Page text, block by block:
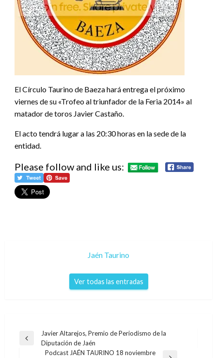
El Círculo Taurino de Baeza hará entrega el próximo
viernes de su «Trofeo al triunfador de la Feria 2014» al
matador de toros Javier Castaño.
El acto tendrá lugar a las 20:30 horas en la sede de la
entidad.
Please follow and like us:
Jaén Taurino
Ver todas las entradas
Navegación
Entrada
Javier Altarejos, Premio de Periodismo de la
Diputación de Jaén
Podcast JAÉN TAURINO 18 noviembre